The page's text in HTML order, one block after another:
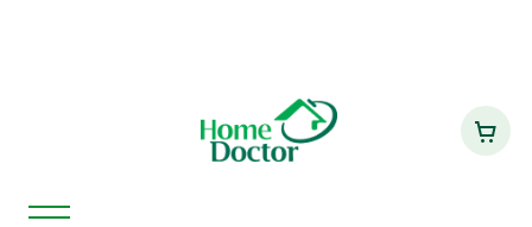
6ª edição do Fórum Home Doctor